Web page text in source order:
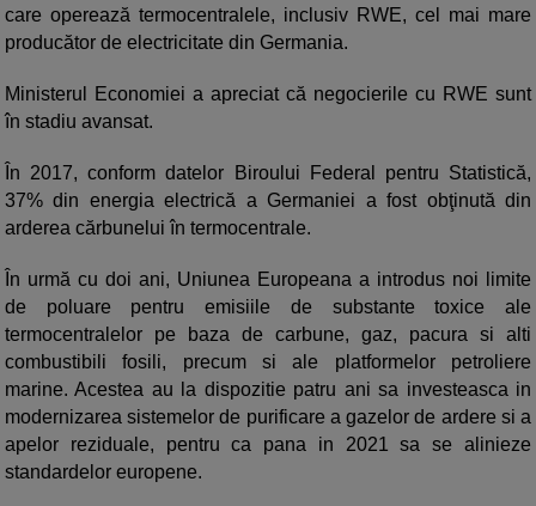
care operează termocentralele, inclusiv RWE, cel mai mare
producător de electricitate din Germania.
Ministerul Economiei a apreciat că negocierile cu RWE sunt
în stadiu avansat.
În 2017, conform datelor Biroului Federal pentru Statistică,
37% din energia electrică a Germaniei a fost obţinută din
arderea cărbunelui în termocentrale.
În urmă cu doi ani, Uniunea Europeana a introdus noi limite
de poluare pentru emisiile de substante toxice ale
termocentralelor pe baza de carbune, gaz, pacura si alti
combustibili fosili, precum si ale platformelor petroliere
marine. Acestea au la dispozitie patru ani sa investeasca in
modernizarea sistemelor de purificare a gazelor de ardere si a
apelor reziduale, pentru ca pana in 2021 sa se alinieze
standardelor europene.